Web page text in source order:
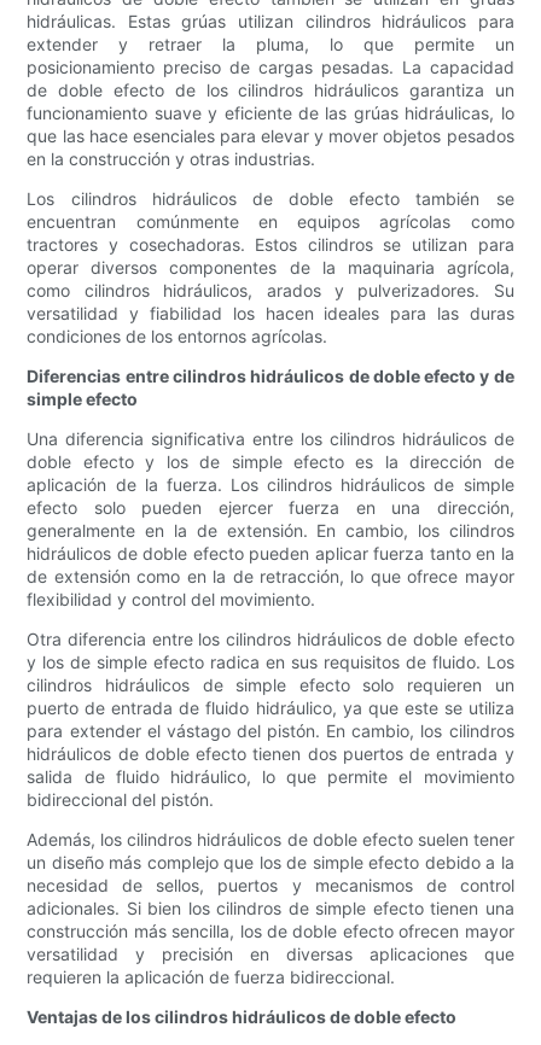
hidráulicas. Estas grúas utilizan cilindros hidráulicos para
extender y retraer la pluma, lo que permite un
posicionamiento preciso de cargas pesadas. La capacidad
de doble efecto de los cilindros hidráulicos garantiza un
funcionamiento suave y eficiente de las grúas hidráulicas, lo
que las hace esenciales para elevar y mover objetos pesados
​​en la construcción y otras industrias.
Los cilindros hidráulicos de doble efecto también se
encuentran comúnmente en equipos agrícolas como
tractores y cosechadoras. Estos cilindros se utilizan para
operar diversos componentes de la maquinaria agrícola,
como cilindros hidráulicos, arados y pulverizadores. Su
versatilidad y fiabilidad los hacen ideales para las duras
condiciones de los entornos agrícolas.
Diferencias entre cilindros hidráulicos de doble efecto y de
simple efecto
Una diferencia significativa entre los cilindros hidráulicos de
doble efecto y los de simple efecto es la dirección de
aplicación de la fuerza. Los cilindros hidráulicos de simple
efecto solo pueden ejercer fuerza en una dirección,
generalmente en la de extensión. En cambio, los cilindros
hidráulicos de doble efecto pueden aplicar fuerza tanto en la
de extensión como en la de retracción, lo que ofrece mayor
flexibilidad y control del movimiento.
Otra diferencia entre los cilindros hidráulicos de doble efecto
y los de simple efecto radica en sus requisitos de fluido. Los
cilindros hidráulicos de simple efecto solo requieren un
puerto de entrada de fluido hidráulico, ya que este se utiliza
para extender el vástago del pistón. En cambio, los cilindros
hidráulicos de doble efecto tienen dos puertos de entrada y
salida de fluido hidráulico, lo que permite el movimiento
bidireccional del pistón.
Además, los cilindros hidráulicos de doble efecto suelen tener
un diseño más complejo que los de simple efecto debido a la
necesidad de sellos, puertos y mecanismos de control
adicionales. Si bien los cilindros de simple efecto tienen una
construcción más sencilla, los de doble efecto ofrecen mayor
versatilidad y precisión en diversas aplicaciones que
requieren la aplicación de fuerza bidireccional.
Ventajas de los cilindros hidráulicos de doble efecto